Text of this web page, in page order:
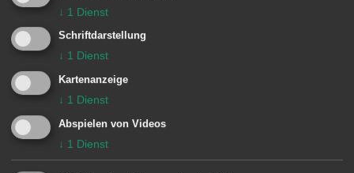
Narrenzunft Waldhausen e.V.
Unsere Anschrift
Narrenzunft Waldhausen e.V.
↓ 1 Dienst
Schriftdarstellung
↓ 1 Dienst
Kartenanzeige
↓ 1 Dienst
Abspielen von Videos
↓ 1 Dienst